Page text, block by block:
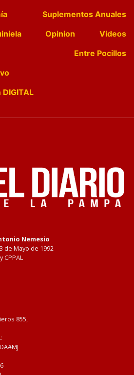
Suplementos Anuales
Opinion
Videos
Entre Pocillos
Nemesio
de Mayo de 1992
CPPAL
855,